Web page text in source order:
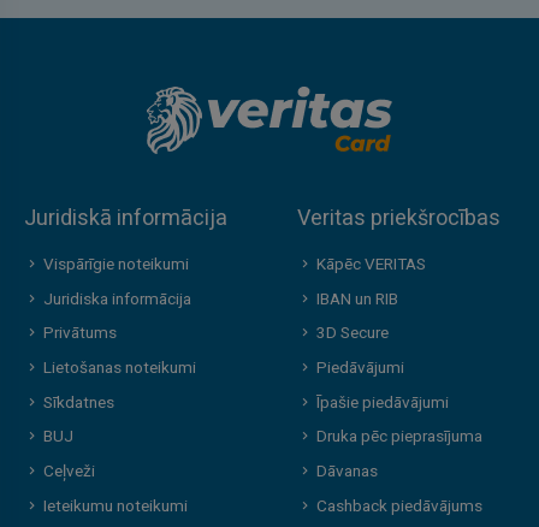
Juridiskā informācija
Vispārīgie noteikumi
Juridiska informācija
Privātums
Lietošanas noteikumi
Sīkdatnes
BUJ
Ceļveži
Ieteikumu noteikumi
Veritas priekšrocības
Kāpēc VERITAS
IBAN un RIB
3D Secure
Piedāvājumi
Īpašie piedāvājumi
Druka pēc pieprasījuma
Dāvanas
Cashback piedāvājums